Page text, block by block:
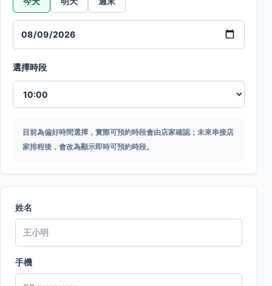
選擇時段
目前為偏好時間選擇，實際可預約時段會由店家確認；未來串接店
家排程後，會改為顯示即時可預約時段。
姓名
手機